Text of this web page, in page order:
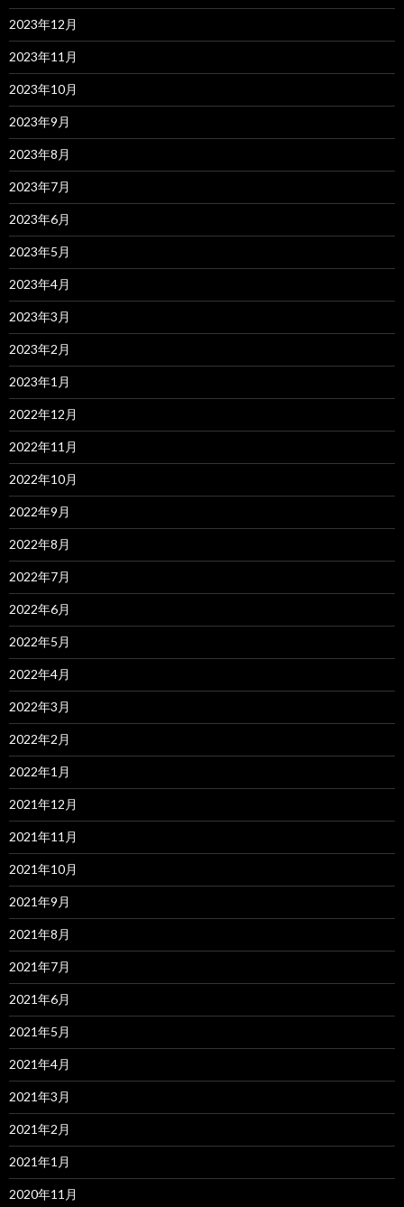
2023年12月
2023年11月
2023年10月
2023年9月
2023年8月
2023年7月
2023年6月
2023年5月
2023年4月
2023年3月
2023年2月
2023年1月
2022年12月
2022年11月
2022年10月
2022年9月
2022年8月
2022年7月
2022年6月
2022年5月
2022年4月
2022年3月
2022年2月
2022年1月
2021年12月
2021年11月
2021年10月
2021年9月
2021年8月
2021年7月
2021年6月
2021年5月
2021年4月
2021年3月
2021年2月
2021年1月
2020年11月